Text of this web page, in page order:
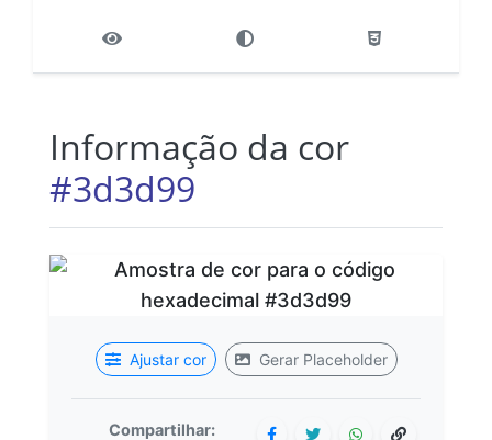
Informação da cor
#3d3d99
Ajustar cor Gerar Placeholder
Compartilhar: